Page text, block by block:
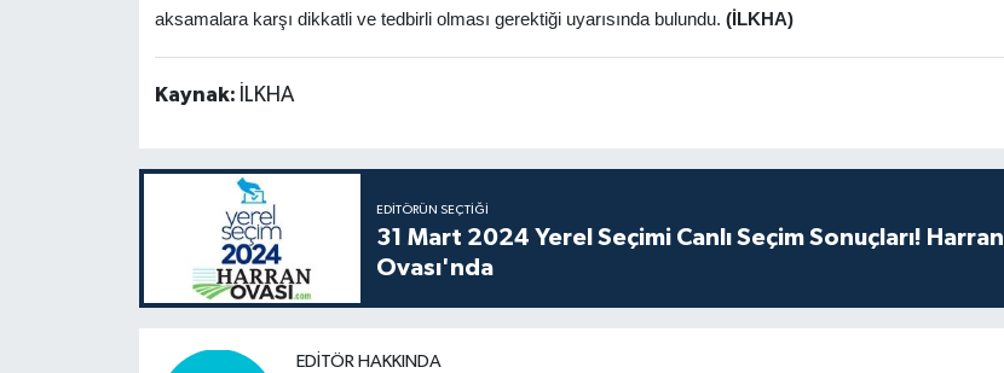
aksamalara karşı dikkatli ve tedbirli olması gerektiği uyarısında bulundu. (İLKHA)
Kaynak: İLKHA
EDITÖRÜN SEÇTIĞI
31 Mart 2024 Yerel Seçimi Canlı Seçim Sonuçları! Harran
Ovası'nda
EDITÖR HAKKINDA